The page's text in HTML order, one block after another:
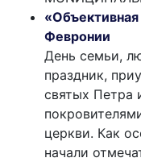
Февронии
День семьи,
праздник,
святых Петра
церкви. Как
начали